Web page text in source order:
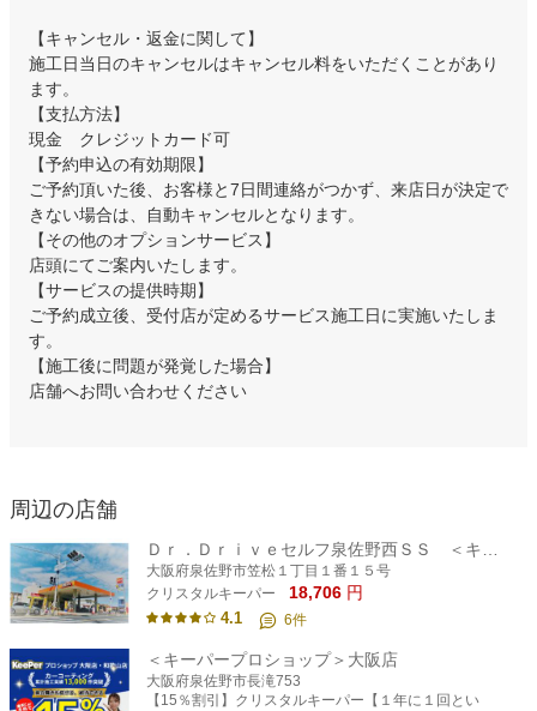
【キャンセル・返金に関して】
施工日当日のキャンセルはキャンセル料をいただくことがあり
ます。
【支払方法】
現金 クレジットカード可
【予約申込の有効期限】
ご予約頂いた後、お客様と7日間連絡がつかず、来店日が決定で
きない場合は、自動キャンセルとなります。
【その他のオプションサービス】
店頭にてご案内いたします。
【サービスの提供時期】
ご予約成立後、受付店が定めるサービス施工日に実施いたしま
す。
【施工後に問題が発覚した場合】
店舗へお問い合わせください
周辺の店舗
大阪府泉佐野市笠松１丁目１番１５号
クリスタルキーパー
18,706 円
4.1 6件
＜キーパープロショップ＞大阪店
大阪府泉佐野市長滝753
【15％割引】クリスタルキーパー【１年に１回とい